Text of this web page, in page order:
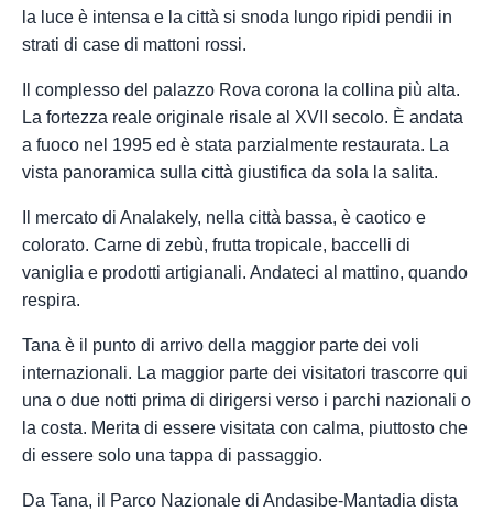
la luce è intensa e la città si snoda lungo ripidi pendii in
strati di case di mattoni rossi.
Il complesso del palazzo Rova corona la collina più alta.
La fortezza reale originale risale al XVII secolo. È andata
a fuoco nel 1995 ed è stata parzialmente restaurata. La
vista panoramica sulla città giustifica da sola la salita.
Il mercato di Analakely, nella città bassa, è caotico e
colorato. Carne di zebù, frutta tropicale, baccelli di
vaniglia e prodotti artigianali. Andateci al mattino, quando
respira.
Tana è il punto di arrivo della maggior parte dei voli
internazionali. La maggior parte dei visitatori trascorre qui
una o due notti prima di dirigersi verso i parchi nazionali o
la costa. Merita di essere visitata con calma, piuttosto che
di essere solo una tappa di passaggio.
Da Tana, il Parco Nazionale di Andasibe-Mantadia dista